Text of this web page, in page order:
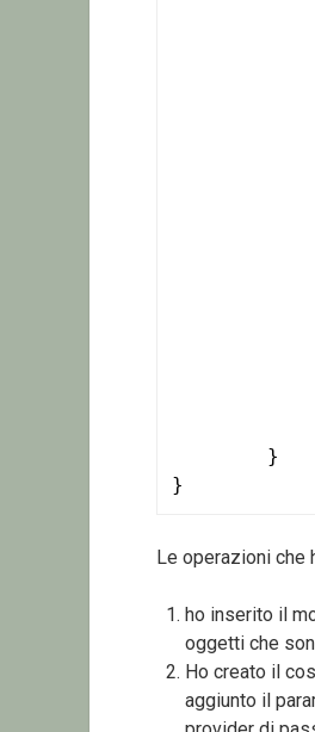
}
Le operazioni che
ho inserito il
oggetti che
Ho creato il
aggiunto il